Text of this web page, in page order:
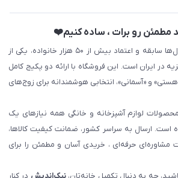
مطمئن رو برات ، ساده کنیم❤️
با سال‌ها سابقه و اعتماد بیش از ۵۰ هزار خانواده، یکی از
در ایران است. این فروشگاه با ارائه دو پکیج کامل
و «آسمانی»، انتخابی هوشمندانه برای زوج‌های
محصولات لوازم آشپزخانه و خانگی همه نیازهای یک
است. ارسال به سراسر کشور، ضمانت کیفیت کالاها،
مشاوره‌ای حرفه‌ای ، خریدی آسان و مطمئن را برای
چه به دنبال تکمیل خانه‌تان،نیک‌اندیش در کنار